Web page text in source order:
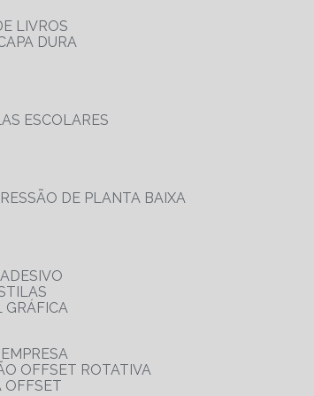
LIVROS
DURA
ESCOLARES
DE PLANTA BAIXA
GRÁFICA
OFFSET ROTATIVA
OFFSET